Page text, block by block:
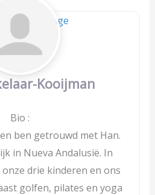
Kooijman
Bio :
ben getrouwd met Han.
in Nueva Andalusië. In
drie kinderen en ons
golfen, pilates en yoga